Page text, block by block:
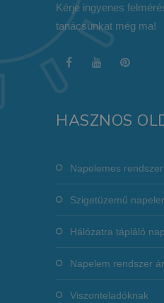
Kérje ingyenes
tanácsunkat még ma!
HASZNOS
Napelemes
Szigetüzemű
Hálózatra tápláló
Napelem rendszer
Viszonteladóknak